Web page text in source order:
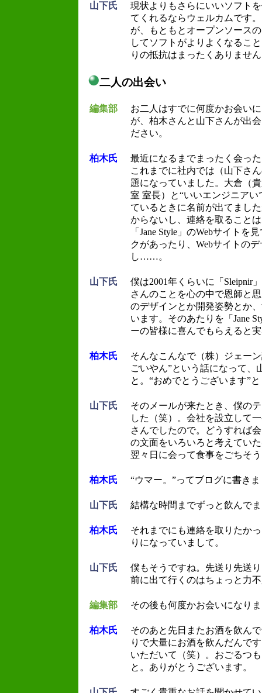
山下氏
現状よりもさらにいいソフト
てくれるならウェルカムです
が、もともとオープンソース
してソフトがよりよくなるこ
りの抵抗はまったくありませ
二人の出会い
編集部
お二人はすでに何度かお会い
が、柏木さんと山下さんが出
ださい。
柏木氏
最近になるまでまったく会っ
これまでに社内では（山下さ
題になっていました。大倉（
室 室長）と“いいエンジニア
ているときに名前が出てまし
からないし、連絡を取ること
「Jane Style」のWebサイトを
クがあったり、Webサイトの
し……。
山下氏
僕は2001年くらいに「Sleipnir
さんのことを心の中で恩師と
のデザインとか開発姿勢とか
います。そのあたりを「Jane
ーの皆様に喜んでもらえると
柏木氏
そんなこんなで（株）ジェー
ごいやん”という話になって、
と。“おめでとうございます”
山下氏
そのメールが来たとき、僕の
した（笑）。会社を設立して
さんでしたので。どうすれば
の文面をいろいろと考えてい
翌々日に会って食事をごちそ
柏木氏 “ウマー。”ってブログに書き
山下氏 結構な時間までずっと飲んで
柏木氏
それまでにも連絡を取りたか
りになっていまして。
山下氏
僕もそうですね。先送り先送
前に出て行くのはちょっと力
編集部 その後も何度かお会いになり
柏木氏
そのあと先日またお酒を飲ん
りで大量にお酒を飲んだんで
いただいて（笑）。おごるつ
と。ありがとうございます。